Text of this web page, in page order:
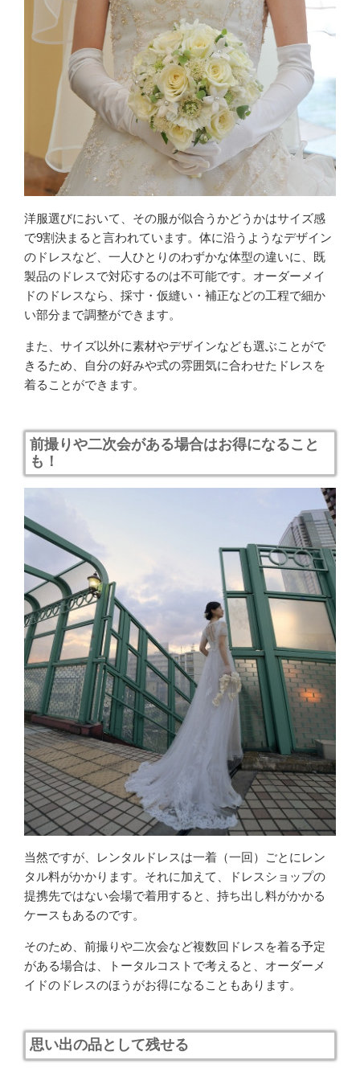
洋服選びにおいて、その服が似合うかどうかはサイズ感
で9割決まると言われています。体に沿うようなデザイン
のドレスなど、一人ひとりのわずかな体型の違いに、既
製品のドレスで対応するのは不可能です。オーダーメイ
ドのドレスなら、採寸・仮縫い・補正などの工程で細か
い部分まで調整ができます。
また、サイズ以外に素材やデザインなども選ぶことがで
きるため、自分の好みや式の雰囲気に合わせたドレスを
着ることができます。
前撮りや二次会がある場合はお得になること
も！
当然ですが、レンタルドレスは一着（一回）ごとにレン
タル料がかかります。それに加えて、ドレスショップの
提携先ではない会場で着用すると、持ち出し料がかかる
ケースもあるのです。
そのため、前撮りや二次会など複数回ドレスを着る予定
がある場合は、トータルコストで考えると、オーダーメ
イドのドレスのほうがお得になることもあります。
思い出の品として残せる